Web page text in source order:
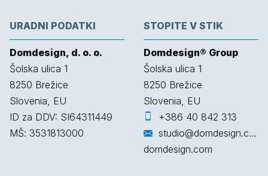
URADNI PODATKI
Domdesign, d. o. o.
Šolska ulica 1
8250 Brežice
Slovenia, EU
ID za DDV: SI64311449
MŠ: 3531813000
STOPITE V STIK
Domdesign® Group
Šolska ulica 1
8250 Brežice
Slovenia, EU
+386 40 842 313
studio@domdesign.com
domdesign.com